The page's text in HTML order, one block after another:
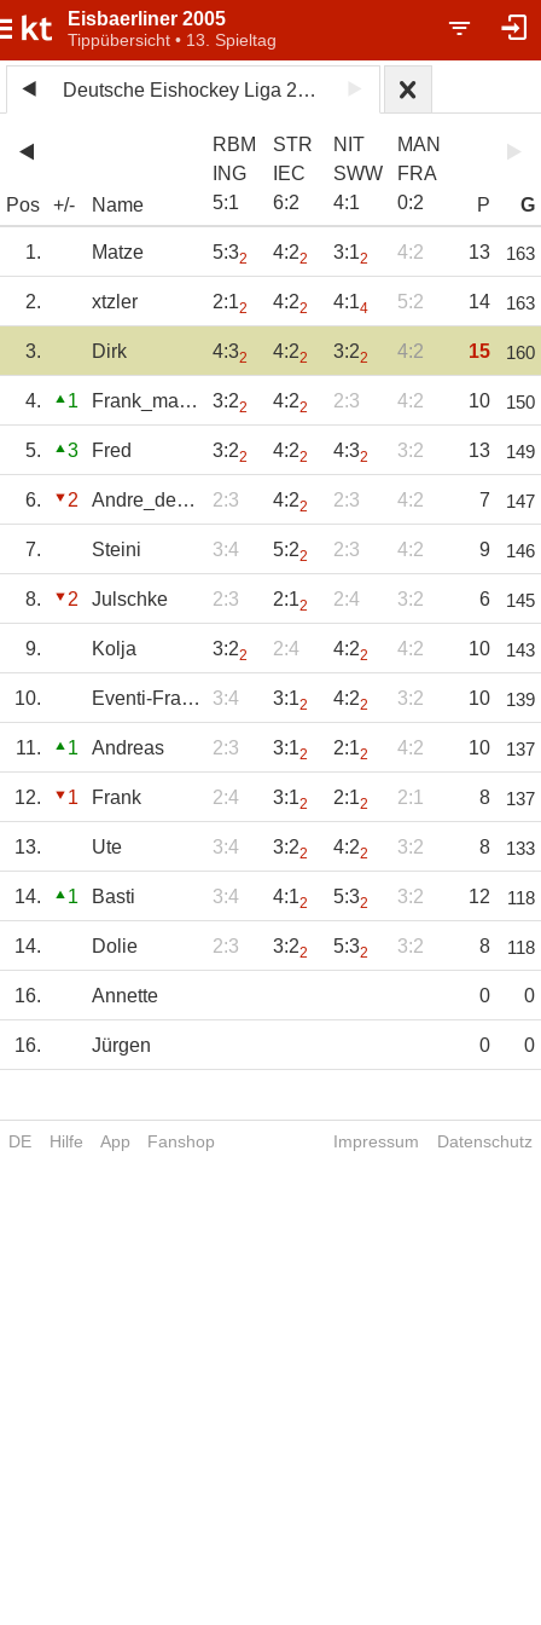
Eisbaerliner 2005
Tippübersicht • 13. Spieltag
Deutsche Eishockey Liga 2024/25
Pos +/- Name
RBM
ING
5:1
STR
IEC
6:2
NIT
SWW
4:1
MAN
FRA
0:2 P G
1. Matze 5:32 4:22 3:12 4:2 13 163
2. xtzler 2:12 4:22 4:14 5:2 14 163
3. Dirk 4:32 4:22 3:22 4:2 15 160
4. 1 Frank_ma_wieda 3:22 4:22 2:3 4:2 10 150
5. 3 Fred 3:22 4:22 4:32 3:2 13 149
6. 2 Andre_der_Erste 2:3 4:22 2:3 4:2 7 147
7. Steini 3:4 5:22 2:3 4:2 9 146
8. 2 Julschke 2:3 2:12 2:4 3:2 6 145
9. Kolja 3:22 2:4 4:22 4:2 10 143
10. Eventi-Franky 3:4 3:12 4:22 3:2 10 139
11. 1 Andreas 2:3 3:12 2:12 4:2 10 137
12. 1 Frank 2:4 3:12 2:12 2:1 8 137
13. Ute 3:4 3:22 4:22 3:2 8 133
14. 1 Basti 3:4 4:12 5:32 3:2 12 118
14. Dolie 2:3 3:22 5:32 3:2 8 118
16. Annette 0 0
16. Jürgen 0 0
DE Hilfe App Fanshop Impressum Datenschutz